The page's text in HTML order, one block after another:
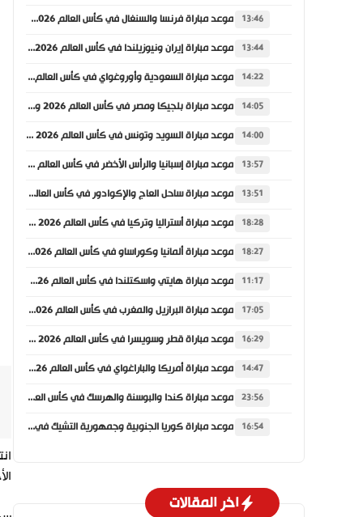
13:46 موعد مباراة فرنسا والسنغال في كأس العالم 2026 والقنوات الناقلة
13:44 موعد مباراة إيران ونيوزيلندا في كأس العالم 2026 والقنوات الناقلة
14:22 موعد مباراة السعودية وأوروغواي في كأس العالم 2026 والقنوات الناقلة
14:05 موعد مباراة بلجيكا ومصر في كأس العالم 2026 والقنوات الناقلة
14:00 موعد مباراة السويد وتونس في كأس العالم 2026 والقنوات الناقلة
13:57 موعد مباراة إسبانيا والرأس الأخضر في كأس العالم 2026 والقنوات الناقلة
13:51 موعد مباراة ساحل العاج والإكوادور في كأس العالم 2026 والقنوات الناقلة
18:28 موعد مباراة أستراليا وتركيا في كأس العالم 2026 والقنوات الناقلة
18:27 موعد مباراة ألمانيا وكوراساو في كأس العالم 2026 والقنوات الناقلة
11:17 موعد مباراة هايتي واسكتلندا في كأس العالم 2026 والقنوات الناقلة
17:05 موعد مباراة البرازيل والمغرب في كأس العالم 2026 والقنوات الناقلة
16:29 موعد مباراة قطر وسويسرا في كأس العالم 2026 والقنوات الناقلة
14:47 موعد مباراة أمريكا والباراغواي في كأس العالم 2026 والقنوات الناقلة
23:56 موعد مباراة كندا والبوسنة والهرسك في كأس العالم 2026 والقنوات الناقلة
16:54 موعد مباراة كوريا الجنوبية وجمهورية التشيك في كأس العالم 2026 والقنوات الناقلة
اخر المقالات